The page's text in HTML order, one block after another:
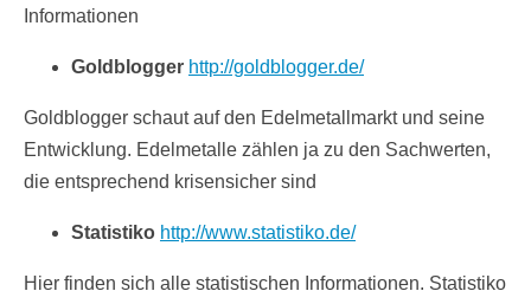
Informationen
Goldblogger http://goldblogger.de/
Goldblogger schaut auf den Edelmetallmarkt und seine
Entwicklung. Edelmetalle zählen ja zu den Sachwerten,
die entsprechend krisensicher sind
Statistiko http://www.statistiko.de/
Hier finden sich alle statistischen Informationen. Statistiko